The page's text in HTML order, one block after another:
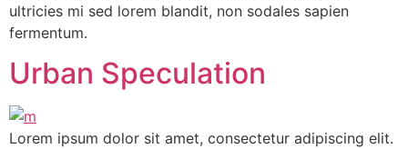
ultricies mi sed lorem blandit, non sodales sapien
fermentum.
Urban Speculation
Lorem ipsum dolor sit amet, consectetur adipiscing elit.